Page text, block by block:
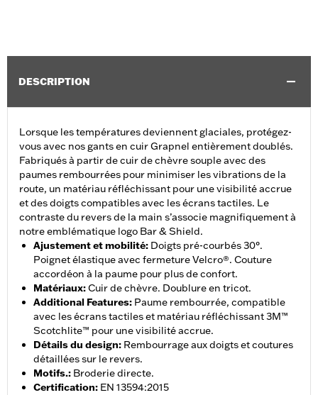
DESCRIPTION
Lorsque les températures deviennent glaciales, protégez-
vous avec nos gants en cuir Grapnel entièrement doublés.
Fabriqués à partir de cuir de chèvre souple avec des
paumes rembourrées pour minimiser les vibrations de la
route, un matériau réfléchissant pour une visibilité accrue
et des doigts compatibles avec les écrans tactiles. Le
contraste du revers de la main s’associe magnifiquement à
notre emblématique logo Bar & Shield.
Ajustement et mobilité: Doigts pré-courbés 30°.
Poignet élastique avec fermeture Velcro®. Couture
accordéon à la paume pour plus de confort.
Matériaux:Cuir de chèvre. Doublure en tricot.
Additional Features: Paume rembourrée, compatible
avec les écrans tactiles et matériau réfléchissant 3M™
Scotchlite™ pour une visibilité accrue.
Détails du design: Rembourrage aux doigts et coutures
détaillées sur le revers.
Motifs.: Broderie directe.
Certification: EN 13594:2015